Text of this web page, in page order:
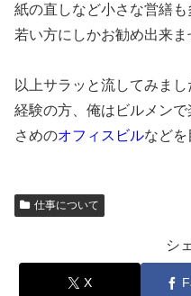
紙の直しなど小さな営繕
若い方にしかお勧め出来ま
以上サラッと流してみま
経験の方、俺はビルメン
さめのオフィスビルなどを
仕事について
シ
X